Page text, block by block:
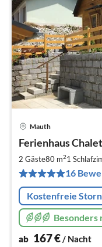
Mauth
Ferienhaus
2 Gäste80 m21
16
Kostenfreie
Besonders
ab 167€ / Nacht